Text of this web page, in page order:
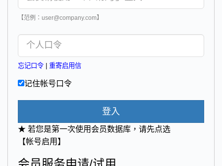
【范例：user@company.com】
忘记口令 重寄启用信
记住帐号口令
登入
★ 若您是第一次使用会员数据库，请先点选
【帐号启用】